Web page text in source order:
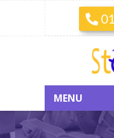
MENU